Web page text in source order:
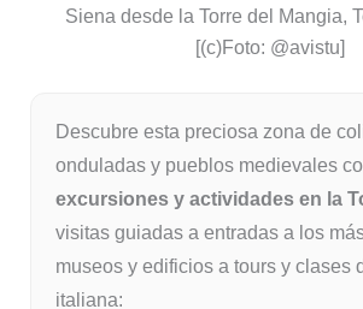
Siena desde la Torre del Mangia,
[(c)Foto: @avistu]
Descubre esta preciosa zona de
onduladas y pueblos medievales
excursiones y actividades en la
visitas guiadas a entradas a los
museos y edificios a tours y clases
italiana: